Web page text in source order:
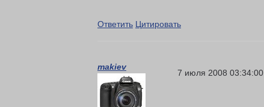
Ответить Цитировать
makiev
7 июля 2008 03:34:00